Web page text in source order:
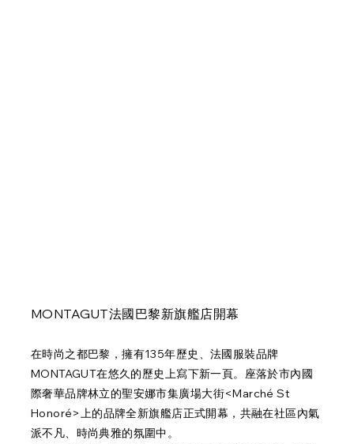
MONTAGUT法國巴黎新旗艦店開幕
在時尚之都巴黎，擁有135年歷史、法國服裝品牌
MONTAGUT在悠久的歷史上寫下新一頁。座落於市內國
際奢華品牌林立的聖安娜市集廣場大街<Marché St
Honoré>上的品牌全新旗艦店正式開幕，共融在社區內氣
派不凡、時尚典雅的氛圍中。